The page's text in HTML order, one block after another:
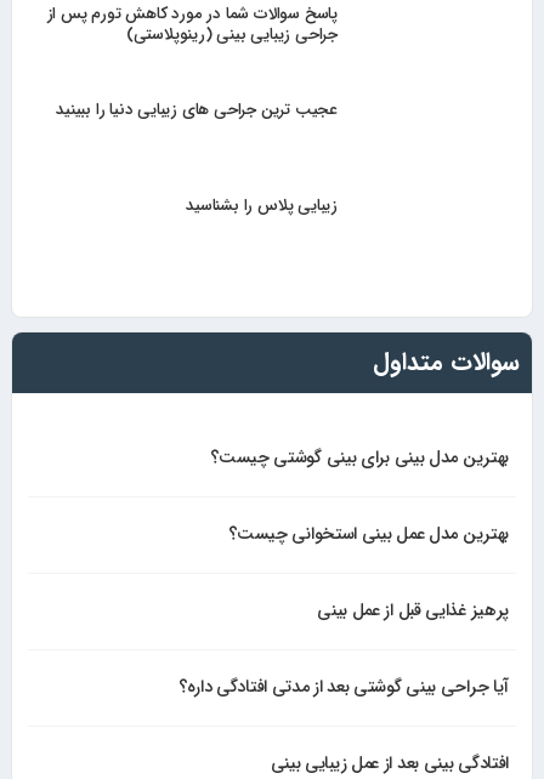
پاسخ سوالات شما در مورد کاهش تورم پس از
جراحی زیبایی بینی (رینوپلاستی)
عجیب ترین جراحی های زیبایی دنیا را ببینید
زیبایی پلاس را بشناسید
سوالات متداول
بهترین مدل بینی برای بینی گوشتی چیست؟
بهترین مدل عمل بینی استخوانی چیست؟
پرهیز غذایی قبل از عمل بینی
آیا جراحی بینی گوشتی بعد از مدتی افتادگی داره؟
افتادگی بینی بعد از عمل زیبایی بینی